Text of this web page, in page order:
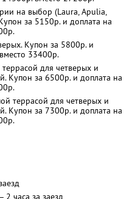
на выбор (Laura, Apulia,
за 5150р. и доплата на
Купон за 5800р. и
33400р.
для четверых и
Купон за 6500р. и доплата на
террасой для четверых и
Купон за 7300р. и доплата на
часа за заезд